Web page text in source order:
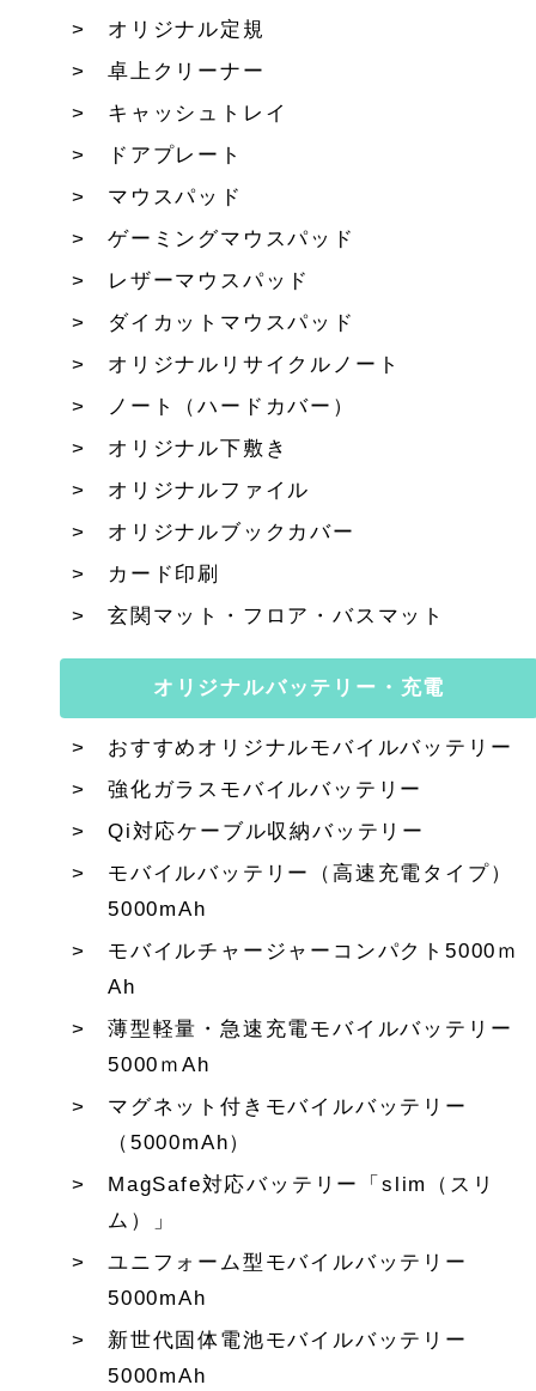
オリジナル定規
卓上クリーナー
キャッシュトレイ
ドアプレート
マウスパッド
ゲーミングマウスパッド
レザーマウスパッド
ダイカットマウスパッド
オリジナルリサイクルノート
ノート（ハードカバー）
オリジナル下敷き
オリジナルファイル
オリジナルブックカバー
カード印刷
玄関マット・フロア・バスマット
オリジナルバッテリー・充電
おすすめオリジナルモバイルバッテリー
強化ガラスモバイルバッテリー
Qi対応ケーブル収納バッテリー
モバイルバッテリー（高速充電タイプ）
5000mAh
モバイルチャージャーコンパクト5000ｍ
Ah
薄型軽量・急速充電モバイルバッテリー
5000ｍAh
マグネット付きモバイルバッテリー
（5000mAh）
MagSafe対応バッテリー「slim（スリ
ム）」
ユニフォーム型モバイルバッテリー
5000mAh
新世代固体電池モバイルバッテリー
5000mAh